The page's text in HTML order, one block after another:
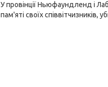
У провінції Ньюфаундленд і
пам'яті своїх співвітчизників,